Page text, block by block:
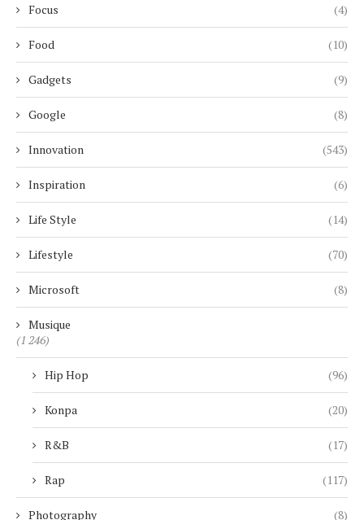
Focus (4)
Food (10)
Gadgets (9)
Google (8)
Innovation (543)
Inspiration (6)
Life Style (14)
Lifestyle (70)
Microsoft (8)
Musique
(1 246)
Hip Hop (96)
Konpa (20)
R&B (17)
Rap (117)
Photography (8)